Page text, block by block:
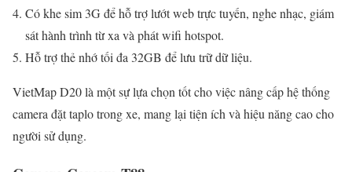
Có khe sim 3G để hỗ trợ lướt web trực tuyến, nghe nhạc, giám
sát hành trình từ xa và phát wifi hotspot.
Hỗ trợ thẻ nhớ tối đa 32GB để lưu trữ dữ liệu.
VietMap D20 là một sự lựa chọn tốt cho việc nâng cấp hệ thống
camera đặt taplo trong xe, mang lại tiện ích và hiệu năng cao cho
người sử dụng.